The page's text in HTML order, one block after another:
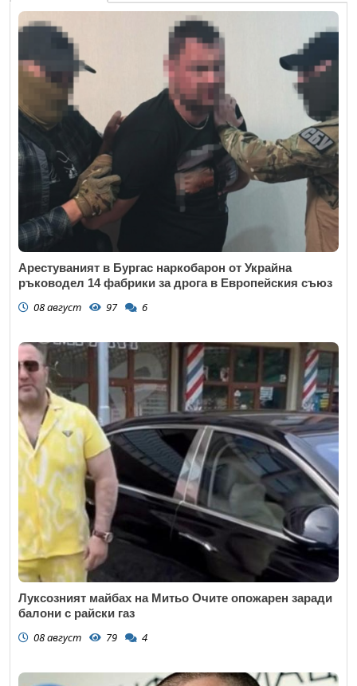
Арестуваният в Бургас наркобарон от Украйна
ръководел 14 фабрики за дрога в Европейския съюз
08 август 97 6
Луксозният майбах на Митьо Очите опожарен заради
балони с райски газ
08 август 79 4